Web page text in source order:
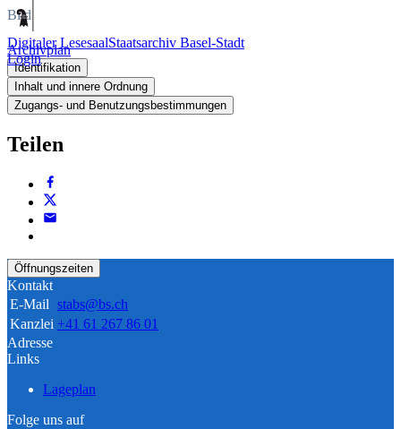
Digitaler LesesaalStaatsarchiv Basel-Stadt
Login
Bild
Archivplan
Identifikation
Inhalt und innere Ordnung
Zugangs- und Benutzungsbestimmungen
Teilen
Öffnungszeiten
Kontakt
E-Mail stabs@bs.ch
Kanzlei +41 61 267 86 01
Adresse
Links
Lageplan
Folge uns auf